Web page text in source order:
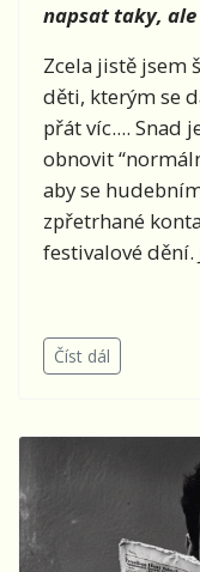
napsat taky,
Zcela jistě jsem
děti, kterým se
přát víc.... Snad
obnovit
aby se
zpřetrhané
festivalové dění.
Číst dál